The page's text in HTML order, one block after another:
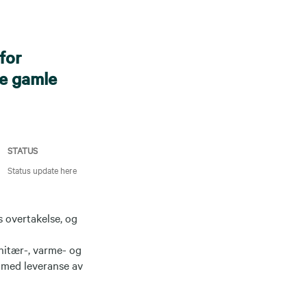
gamle
STATUS
Status update here
og
, varme- og
leveranse av